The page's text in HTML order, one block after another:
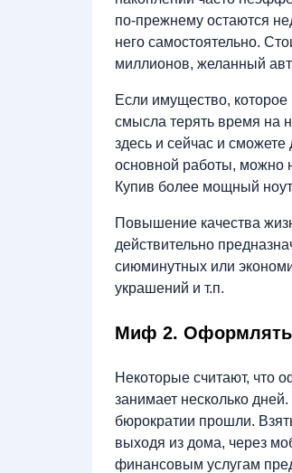
по-прежнему остаются
него самостоятельно.
миллионов, желанный
Если имущество, которое
смысла терять время на
здесь и сейчас и
основной работы, можно
Купив более мощный
Повышение качества
действительно
сиюминутных или
украшений и т.п.
Миф 2. Оформлять
Некоторые считают, что
занимает несколько
бюрократии прошли.
выходя из дома, через
финансовым услугам